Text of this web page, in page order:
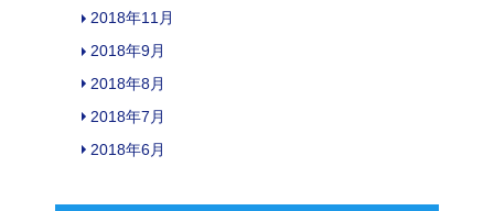
2018年11月
2018年9月
2018年8月
2018年7月
2018年6月